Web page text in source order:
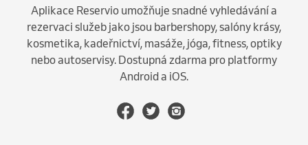
Aplikace Reservio umožňuje snadné vyhledávání a
rezervaci služeb jako jsou barbershopy, salóny krásy,
kosmetika, kadeřnictví, masáže, jóga, fitness, optiky
nebo autoservisy. Dostupná zdarma pro platformy
Android a iOS.